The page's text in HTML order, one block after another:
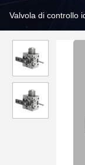
Valvola di controllo